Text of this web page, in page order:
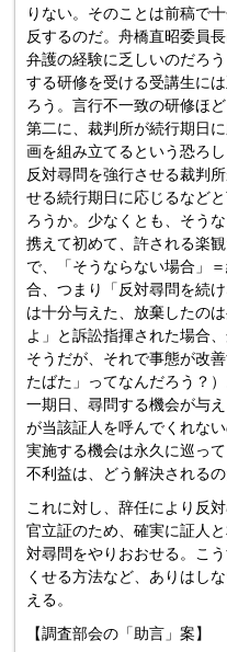
りない。そのことは前稿で
反するのだ。舟橋直昭委員
弁護の経験に乏しいのだろ
する研修を受ける受講生に
ろう。言行不一致の研修ほ
第二に、裁判所が続行期日
画を組み立てるという恐ろ
反対尋問を強行させる裁判
せる続行期日に応じるなど
ろうか。少なくとも、そう
携えて初めて、許される楽観
で、「そうならない場合」
合、つまり「反対尋問を続
は十分与えた、放棄したの
よ」と訴訟指揮された場合
そうだが、それで事態が改
たばた」ってなんだろう？
一期日、尋問する機会が与
が当該証人を呼んでくれな
実施する機会は永久に巡っ
不利益は、どう解決されるの
これに対し、辞任により反
官立証のため、確実に証人
対尋問をやりおおせる。こ
くせる方法など、ありはし
える。
【調査部会の「助言」案】